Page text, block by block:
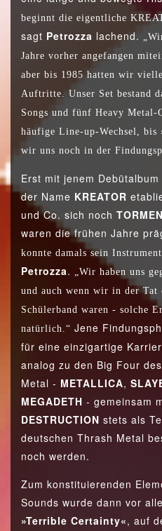
beginnt die eigentliche
sagt Petrozza lachend.
Jahre vorher angefangen
aber bis 1985 hatten wir
Auftritte. Unser Set bestand
Songs und fünf Heavy Metal-
häufige Line-up-Wechsel, bis
wir uns noch in der
Erst mit jenem
der Name KREATOR
und Co. sich noch
waren die frühen Jahre
konnte damals sein
Petrozza. „Wir haben uns
und auch wenn wir in der Tat
Schülerband waren - solche
natürlich.“ Jene
für eine einzigartige
analog zu den Big Four
Metal - METALLICA,
MEGADETH - gemeinsam
DESTRUCTION stets als
deutschen Thrash Metal
noch werden.
Zum konstituierenden
Sounds wurde dann vor
»Terrible Certainty«, auf